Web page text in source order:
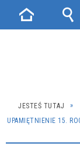
JESTEŚ TUTAJ
UPAMIĘTNIENIE 15.
Strona